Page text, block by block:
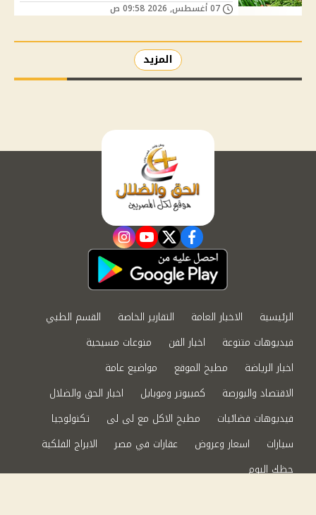
المزيد
facebook
twitter
youtube
instagram
الرئيسية الاخبار العامة التقارير الخاصة
القسم الطبي
فيديوهات متنوعة
اخبار الفن
منوعات مسيحية
اخبار الرياضة
مطبخ الموقع
مواضيع عامة
الاقتصاد والبورصة
كمبيوتر وموبايل
اخبار الحق والضلال
فيديوهات فضائيات
مطبخ الاكل مع لى لى
تكنولوجيا
سيارات
اسعار وعروض عقارات في مصر
الابراج الفلكية
حظك اليوم